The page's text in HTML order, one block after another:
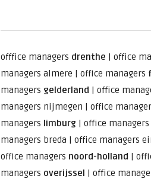
offfice managers drenthe | office
managers almere | office managers
managers gelderland | office
managers nijmegen | office
managers limburg | office managers
managers breda | office managers
office managers noord-holland |
managers overijssel | office